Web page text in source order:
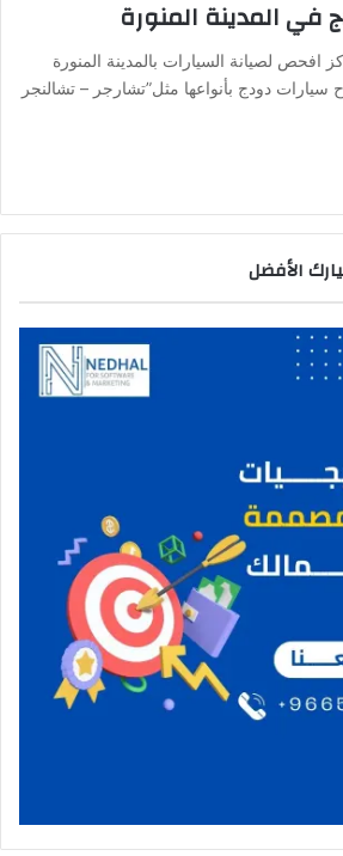
المدينة المنورة
افحص لصيانة السيارات بالمدينة المنورة
دودج بأنواعها مثل”تشارجر – تشالنجر
الأفضل